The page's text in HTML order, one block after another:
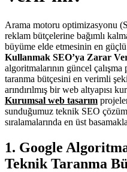
Arama motoru optimizasyonu
reklam bütçelerine bağımlı
büyüme elde etmesinin en
Kullanmak SEO’ya Zarar
algoritmalarının güncel
taranma bütçesini en verimli
arındırılmış bir web altyapısı
Kurumsal web tasarım
sunduğumuz teknik SEO
sıralamalarında en üst
1. Google
Teknik Taranma